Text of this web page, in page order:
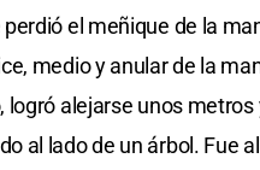
perdió el meñique de la
medio y anular de la
logró alejarse unos metros
al lado de un árbol. Fue